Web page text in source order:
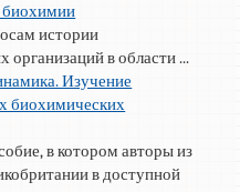
биохимии
истории
в области ...
Изучение
биохимических
в котором авторы из
в доступной